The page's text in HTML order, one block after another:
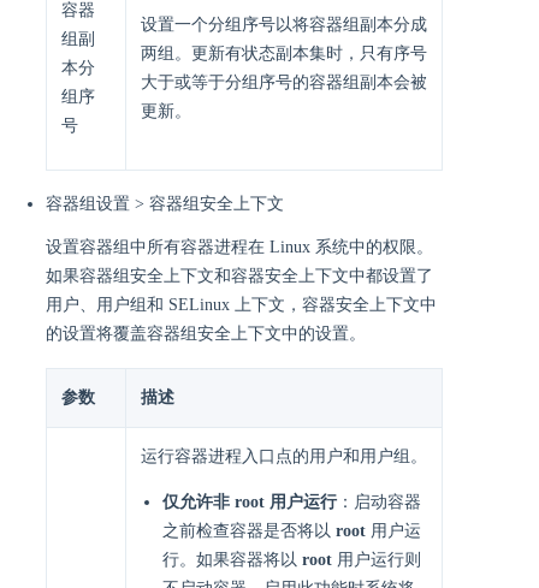
容器
组副
本分
组序
号
设置一个分组序号以将容器组副本分成
两组。更新有状态副本集时，只有序号
大于或等于分组序号的容器组副本会被
更新。
容器组设置 > 容器组安全上下文
设置容器组中所有容器进程在 Linux 系统中的权限。
如果容器组安全上下文和容器安全上下文中都设置了
用户、用户组和 SELinux 上下文，容器安全上下文中
的设置将覆盖容器组安全上下文中的设置。
参数 描述
运行容器进程入口点的用户和用户组。
仅允许非 root 用户运行：启动容器
之前检查容器是否将以 root 用户运
行。如果容器将以 root 用户运行则